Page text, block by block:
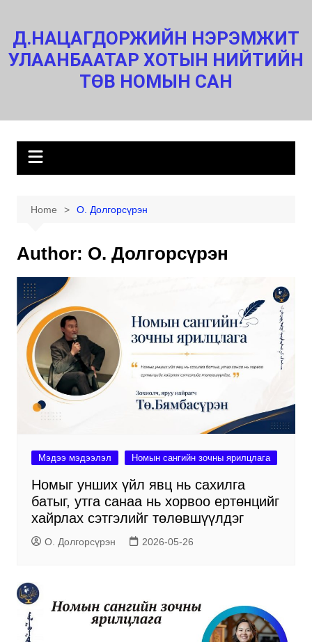
content
Д.НАЦАГДОРЖИЙН НЭРЭМЖИТ
УЛААНБААТАР ХОТЫН НИЙТИЙН
ТӨВ НОМЫН САН
Home О. Долгорсүрэн
Author: О. Долгорсүрэн
Мэдээ мэдээлэл Номын сангийн зочны ярилцлага
Номыг унших үйл явц нь сахилга
батыг, утга санаа нь хорвоо ертөнцийг
хайрлах сэтгэлийг төлөвшүүлдэг
О. Долгорсүрэн 2026-05-26